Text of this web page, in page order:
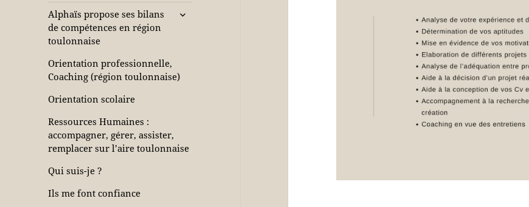
compétences et
orientations
adultes et jeunes
Alphaïs propose ses bilans
de compétences en région
toulonnaise
ouvrir
Orientation professionnelle,
Coaching (région toulonnaise)
Orientation scolaire
Ressources Humaines :
accompagner, gérer, assister,
remplacer sur l’aire toulonnaise
Qui suis-je ?
Ils me font confiance